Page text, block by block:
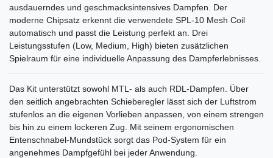
ausdauerndes und geschmacksintensives Dampfen. Der
moderne Chipsatz erkennt die verwendete SPL-10 Mesh Coil
automatisch und passt die Leistung perfekt an. Drei
Leistungsstufen (Low, Medium, High) bieten zusätzlichen
Spielraum für eine individuelle Anpassung des Dampferlebnisses.
Das Kit unterstützt sowohl MTL- als auch RDL-Dampfen. Über
den seitlich angebrachten Schieberegler lässt sich der Luftstrom
stufenlos an die eigenen Vorlieben anpassen, von einem strengen
bis hin zu einem lockeren Zug. Mit seinem ergonomischen
Entenschnabel-Mundstück sorgt das Pod-System für ein
angenehmes Dampfgefühl bei jeder Anwendung.